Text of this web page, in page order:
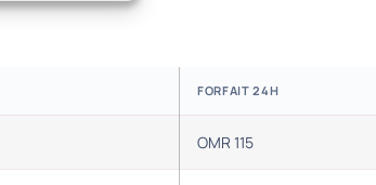
FORFAIT 24H
OMR 115